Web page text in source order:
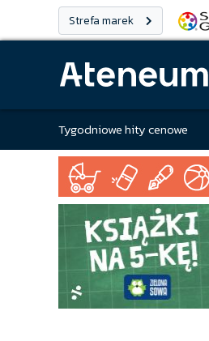
Strefa marek
Tygodniowe hity cenowe